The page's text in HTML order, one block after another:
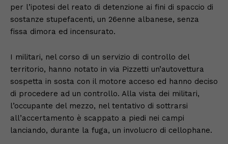
per l’ipotesi del reato di detenzione ai fini di spaccio di
sostanze stupefacenti, un 26enne albanese, senza
fissa dimora ed incensurato.
I militari, nel corso di un servizio di controllo del
territorio, hanno notato in via Pizzetti un’autovettura
sospetta in sosta con il motore acceso ed hanno deciso
di procedere ad un controllo. Alla vista dei militari,
l’occupante del mezzo, nel tentativo di sottrarsi
all’accertamento è scappato a piedi nei campi
lanciando, durante la fuga, un involucro di cellophane.